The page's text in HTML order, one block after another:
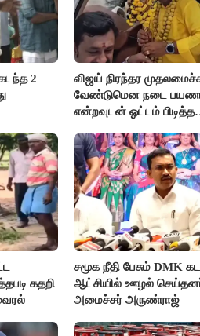
2
விஜய் நிரந்தர
வேண்டுமென நடை
என்றவுடன் ஓட்டம் பிடித்த
கதறி
சமூக நீதி பேசும் DMK
ஆட்சியில் ஊழல்
அமைச்சர் அருண்ராஜ்